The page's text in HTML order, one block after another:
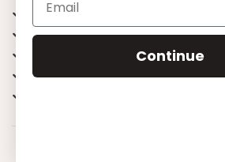
Materialien von bester Qualität
Stilvoll & Anspruchsvoll
Angenehm zu tragen
Mix&Match - Endlose Kombinationen
Continue